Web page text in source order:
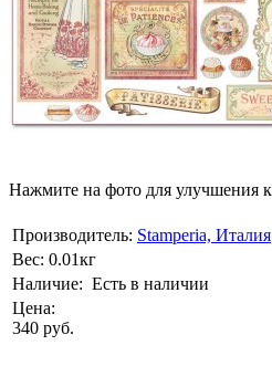
Нажмите на фото для улучшения
Производитель: Stamperia, Италия
Вес: 0.01кг
Наличие: Есть в наличии
Цена:
340 руб.